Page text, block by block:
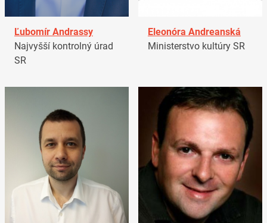
Ľubomír Andrassy
Najvyšší kontrolný úrad
SR
Eleonóra Andreanská
Ministerstvo kultúry SR